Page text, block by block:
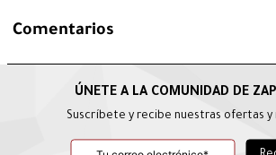
Comentarios
Suscríbete y recibe nuestras ofertas y